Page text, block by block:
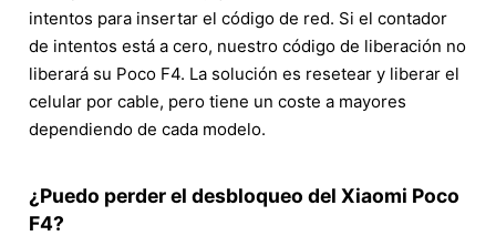
intentos para insertar el código de red. Si el contador
de intentos está a cero, nuestro código de liberación no
liberará su Poco F4. La solución es resetear y liberar el
celular por cable, pero tiene un coste a mayores
dependiendo de cada modelo.
¿Puedo perder el desbloqueo del Xiaomi Poco
F4?